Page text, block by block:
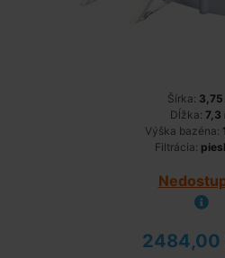
Šírka: 3,75
Dĺžka: 7,3
Výška bazéna:
Filtrácia:
2484,00